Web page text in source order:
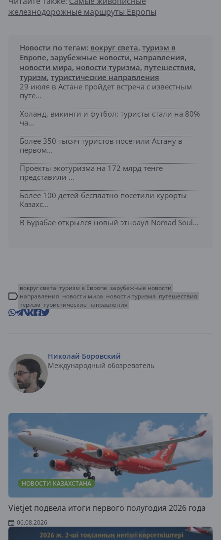
железнодорожные маршруты Европы
Новости по тегам: вокруг света, туризм в
Европе, зарубежные новости, направления,
новости мира, новости туризма, путешествия,
туризм, туристические направления
29 июля в Астане пройдет встреча с известным
путе...
Холанд, викинги и футбол: туристы стали на 80%
ча...
Более 350 тысяч туристов посетили Астану в
первом...
Проекты экотуризма на 172 млрд тенге
представили ...
Более 100 детей бесплатно посетили курорты
Казахс...
В Бурабае открылся новый этноаул Nomad Soul...
вокруг света туризм в Европе зарубежные новости
направления новости мира новости туризма путешествия
туризм туристические направления
Николай Боровский
Международный обозреватель
НОВОСТИ КАЗАХСТАНА
Vietjet подвела итоги первого полугодия 2026 года
06.08.2026